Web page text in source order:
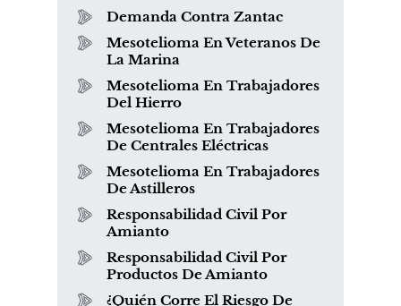
Demanda Contra Zantac
Mesotelioma En Veteranos De
La Marina
Mesotelioma En Trabajadores
Del Hierro
Mesotelioma En Trabajadores
De Centrales Eléctricas
Mesotelioma En Trabajadores
De Astilleros
Responsabilidad Civil Por
Amianto
Responsabilidad Civil Por
Productos De Amianto
¿Quién Corre El Riesgo De